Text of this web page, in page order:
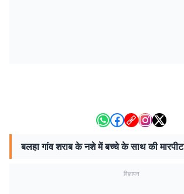
बलहा गांव शराब के नशे में बच्चे के साथ की मारपीट
विज्ञापन